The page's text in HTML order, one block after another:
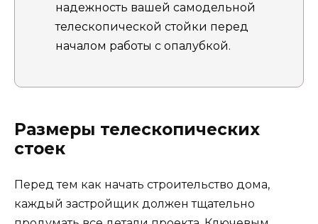
надежность вашей самодельной
телескопической стойки перед
началом работы с опалубкой.
Размеры телескопических
стоек
Перед тем как начать строительство дома,
каждый застройщик должен тщательно